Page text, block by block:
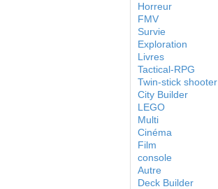
Horreur
FMV
Survie
Exploration
Livres
Tactical-RPG
Twin-stick shooter
City Builder
LEGO
Multi
Cinéma
Film
console
Autre
Deck Builder